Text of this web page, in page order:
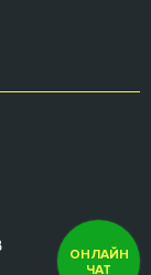
ОНЛАЙН
ЧАТ